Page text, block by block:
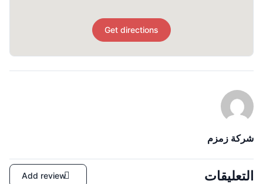
Get directions
شركة زمزم
التعليقات Add review